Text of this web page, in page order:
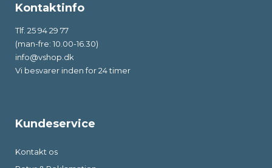
Kontaktinfo
Tlf. 25 94 29 77
(man-fre: 10.00-16.30)
info@vshop.dk
Vi besvarer inden for 24 timer
Kundeservice
Kontakt os